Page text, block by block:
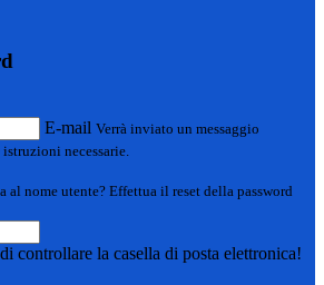
E-mail Verrà inviato un messaggio
necessarie.
al nome utente? Effettua il reset della password
controllare la casella di posta elettronica!